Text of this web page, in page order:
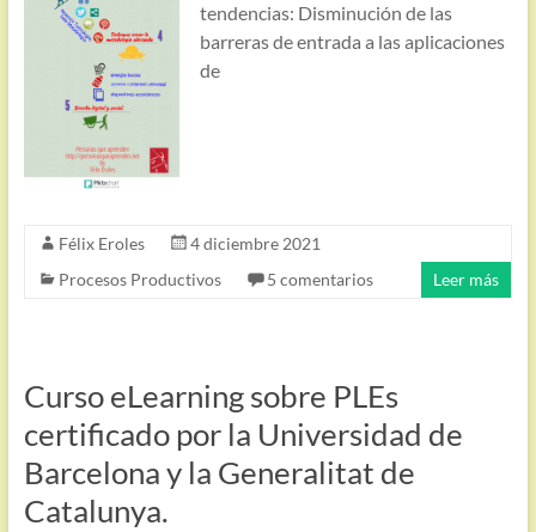
tendencias: Disminución de las
barreras de entrada a las aplicaciones
de
Félix Eroles
4 diciembre 2021
Procesos Productivos
5 comentarios Leer más
Curso eLearning sobre PLEs
certificado por la Universidad de
Barcelona y la Generalitat de
Catalunya.